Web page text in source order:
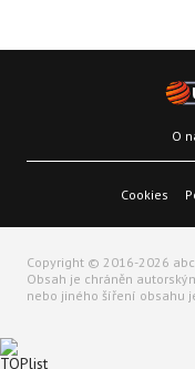
O
Cookies
Copyright © 2016-2026
Obsah je chráněn
nebo jiného šíření obsahu